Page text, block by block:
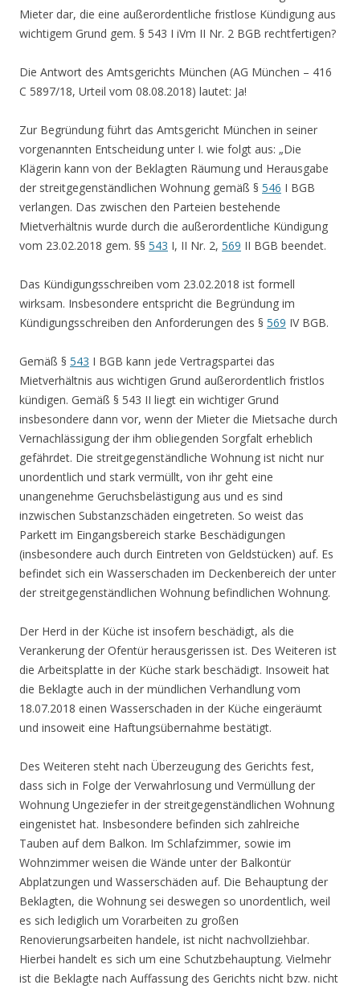
Mieter dar, die eine außerordentliche fristlose Kündigung aus
wichtigem Grund gem. § 543 I iVm II Nr. 2 BGB rechtfertigen?
Die Antwort des Amtsgerichts München (AG München – 416
C 5897/18, Urteil vom 08.08.2018) lautet: Ja!
Zur Begründung führt das Amtsgericht München in seiner
vorgenannten Entscheidung unter I. wie folgt aus: „Die
Klägerin kann von der Beklagten Räumung und Herausgabe
der streitgegenständlichen Wohnung gemäß § 546 I BGB
verlangen. Das zwischen den Parteien bestehende
Mietverhältnis wurde durch die außerordentliche Kündigung
vom 23.02.2018 gem. §§ 543 I, II Nr. 2, 569 II BGB beendet.
Das Kündigungsschreiben vom 23.02.2018 ist formell
wirksam. Insbesondere entspricht die Begründung im
Kündigungsschreiben den Anforderungen des § 569 IV BGB.
Gemäß § 543 I BGB kann jede Vertragspartei das
Mietverhältnis aus wichtigen Grund außerordentlich fristlos
kündigen. Gemäß § 543 II liegt ein wichtiger Grund
insbesondere dann vor, wenn der Mieter die Mietsache durch
Vernachlässigung der ihm obliegenden Sorgfalt erheblich
gefährdet. Die streitgegenständliche Wohnung ist nicht nur
unordentlich und stark vermüllt, von ihr geht eine
unangenehme Geruchsbelästigung aus und es sind
inzwischen Substanzschäden eingetreten. So weist das
Parkett im Eingangsbereich starke Beschädigungen
(insbesondere auch durch Eintreten von Geldstücken) auf. Es
befindet sich ein Wasserschaden im Deckenbereich der unter
der streitgegenständlichen Wohnung befindlichen Wohnung.
Der Herd in der Küche ist insofern beschädigt, als die
Verankerung der Ofentür herausgerissen ist. Des Weiteren ist
die Arbeitsplatte in der Küche stark beschädigt. Insoweit hat
die Beklagte auch in der mündlichen Verhandlung vom
18.07.2018 einen Wasserschaden in der Küche eingeräumt
und insoweit eine Haftungsübernahme bestätigt.
Des Weiteren steht nach Überzeugung des Gerichts fest,
dass sich in Folge der Verwahrlosung und Vermüllung der
Wohnung Ungeziefer in der streitgegenständlichen Wohnung
eingenistet hat. Insbesondere befinden sich zahlreiche
Tauben auf dem Balkon. Im Schlafzimmer, sowie im
Wohnzimmer weisen die Wände unter der Balkontür
Abplatzungen und Wasserschäden auf. Die Behauptung der
Beklagten, die Wohnung sei deswegen so unordentlich, weil
es sich lediglich um Vorarbeiten zu großen
Renovierungsarbeiten handele, ist nicht nachvollziehbar.
Hierbei handelt es sich um eine Schutzbehauptung. Vielmehr
ist die Beklagte nach Auffassung des Gerichts nicht bzw. nicht